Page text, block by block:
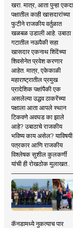
खरा. मात्र, आता पुन्हा एकदा
पक्षातील काही खासदारांच्या
फुटीने राजकीय वर्तुळात
खळबळ उडाली आहे. उबाठा
गटातील नऊपैकी सहा
खासदार एकनाथ शिंदेंच्या
शिवसेनेत प्रवेश करणार
आहेत. मात्र, एकेकाळी
महाराष्ट्रातील प्रमुख
प्रादेशिक पक्षांपैकी एक
असलेल्या उद्धव ठाकरेंच्या
पक्षाला आता आपले स्थान
टिकवणे अवघड का झाले
आहे? उबाठाचे राजकीय
भविष्य काय असेल? याविषयी
पत्रकार आणि राजकीय
विश्लेषक सुशील कुलकर्णी
यांची ही रोखठोक मुलाखत..
कॅनडामध्ये नुकत्याच पार